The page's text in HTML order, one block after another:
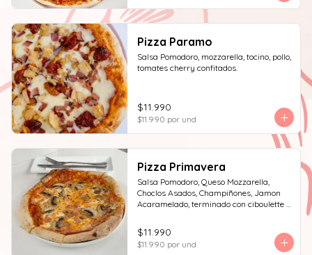
Pizza Paramo
Salsa Pomodoro, mozzarella, tocino, pollo,
tomates cherry confitados.
$11.990
$11.990 por und
Pizza Primavera
Salsa Pomodoro, Queso Mozzarella,
Choclos Asados, Champiñones, Jamon
Acaramelado, terminado con ciboulette y
$11.990
$11.990 por und